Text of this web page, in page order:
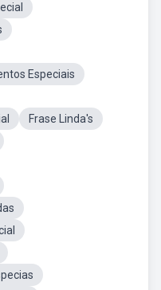
Especiais
Frase Linda's